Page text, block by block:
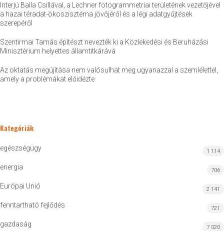
Interjú Balla Csillával, a Lechner fotogrammetriai területének vezetőjével
a hazai téradat-ökoszisztéma jövőjéről és a légi adatgyűjtések
szerepéről
Szentirmai Tamás építészt nevezték ki a Közlekedési és Beruházási
Minisztérium helyettes államtitkárává
Az oktatás megújítása nem valósulhat meg ugyanazzal a szemlélettel,
amely a problémákat előidézte
Kategóriák
egészségügy 1 114
energia 706
Európai Unió 2 141
fenntartható fejlődés 721
gazdaság 7 020